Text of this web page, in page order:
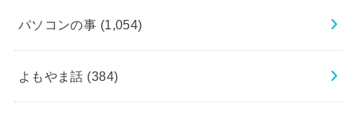
パソコンの事 (1,054)
よもやま話 (384)